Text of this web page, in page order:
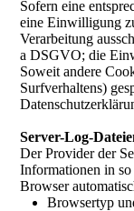
Sofern eine
eine Einwilligung
Verarbeitung
a DSGVO; die
Soweit andere
Surfverhaltens)
Server-Log-
Der Provider der
Informationen in
Browser
Browsertyp